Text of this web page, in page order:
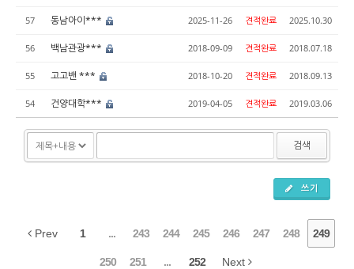
57 동남아이*** 2025-11-26 견적완료 2025.10.30
56 백남관광*** 2018-09-09 견적완료 2018.07.18
55 고고밴 *** 2018-10-20 견적완료 2018.09.13
54 건양대학*** 2019-04-05 견적완료 2019.03.06
검색
쓰기
Prev 1 ... 243 244 245 246 247 248 249
250 251 ... 252 Next